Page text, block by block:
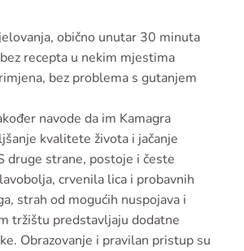
obično unutar 30 minuta
recepta u nekim mjestima
bez problema s gutanjem
navode da im Kamagra
kvalitete života i jačanje
druge strane, postoje i česte
crvenila lica i probavnih
strah od mogućih nuspojava i
tržištu predstavljaju dodatne
Obrazovanje i pravilan pristup su